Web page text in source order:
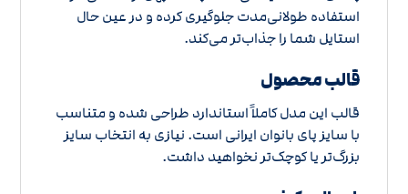
استفاده طولانی‌مدت جلوگیری کرده و در عین حال
استایل شما را جذاب‌تر می‌کند.
قالب محصول
قالب این مدل کاملاً استاندارد طراحی شده و متناسب
با سایز پای بانوان ایرانی است. نیازی به انتخاب سایز
بزرگ‌تر یا کوچک‌تر نخواهید داشت.